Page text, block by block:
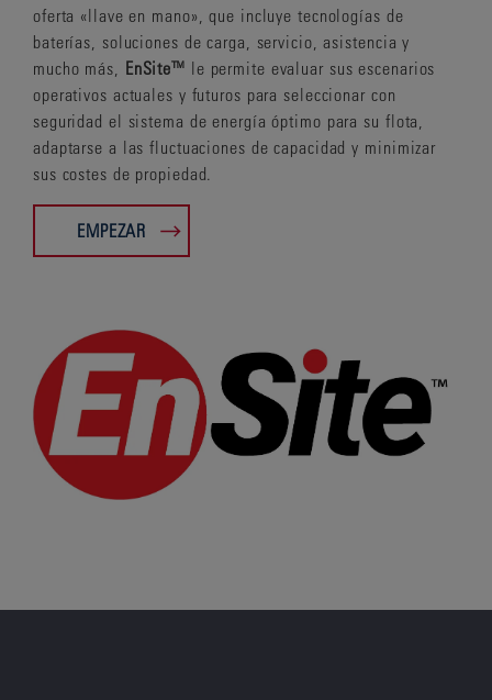
oferta «llave en mano», que incluye tecnologías de
baterías, soluciones de carga, servicio, asistencia y
mucho más, EnSite™ le permite evaluar sus escenarios
operativos actuales y futuros para seleccionar con
seguridad el sistema de energía óptimo para su flota,
adaptarse a las fluctuaciones de capacidad y minimizar
sus costes de propiedad.
EMPEZAR